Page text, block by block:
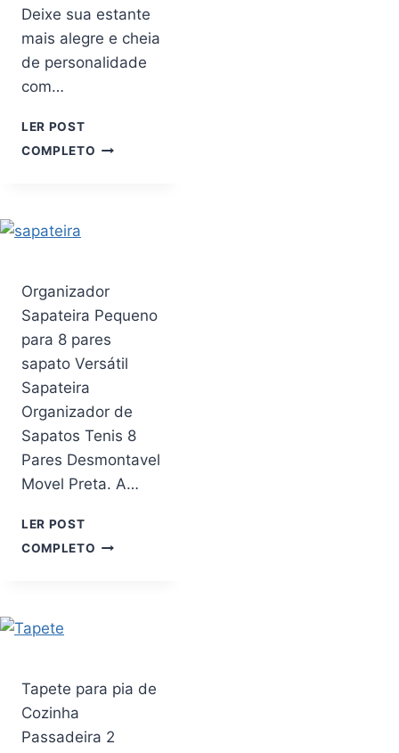
Deixe sua estante
mais alegre e cheia
de personalidade
com…
LER POST
COMPLETO SUPORTE
CACHORRO
Organizador
Sapateira Pequeno
para 8 pares
sapato Versátil
Sapateira
Organizador de
Sapatos Tenis 8
Pares Desmontavel
Movel Preta. A…
LER POST
COMPLETO ORGANIZADOR
Tapete para pia de
Cozinha
Passadeira 2